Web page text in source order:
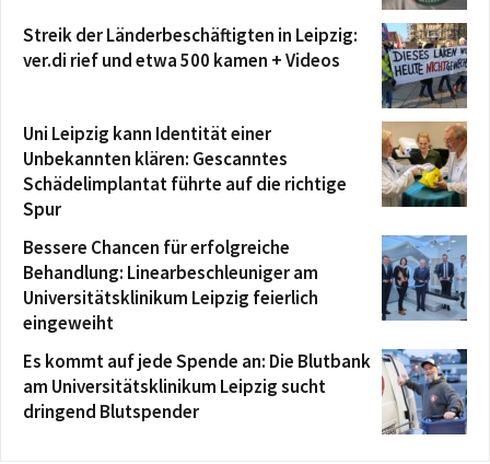
Streik der Länderbeschäftigten in Leipzig:
ver.di rief und etwa 500 kamen + Videos
Uni Leipzig kann Identität einer
Unbekannten klären: Gescanntes
Schädelimplantat führte auf die richtige
Spur
Bessere Chancen für erfolgreiche
Behandlung: Linearbeschleuniger am
Universitätsklinikum Leipzig feierlich
eingeweiht
Es kommt auf jede Spende an: Die Blutbank
am Universitätsklinikum Leipzig sucht
dringend Blutspender